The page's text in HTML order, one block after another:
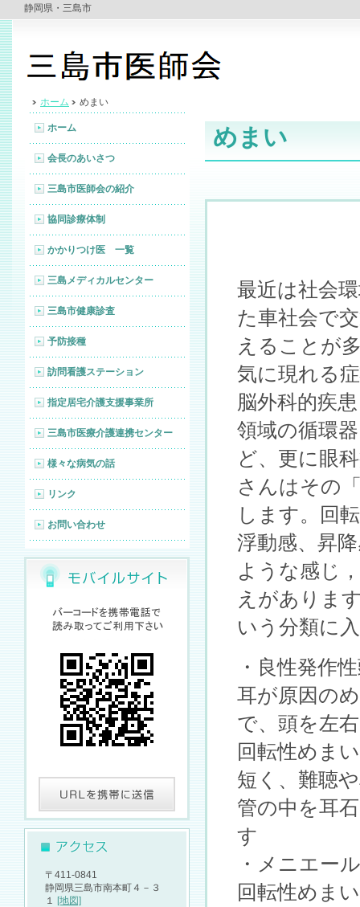
静岡県・三島市
ホーム めまい
めまい
最近は社会
た車社会で
えることが
気に現れる
脳外科的疾
領域の循環
ど、更に眼
さんはその
します。回
浮動感、昇
ような感じ
えがありま
いう分類に
・良性発作
耳が原因の
で、頭を左
回転性めま
短く、難聴
管の中を耳
す
・メニエー
回転性めま
ホーム
会長のあいさつ
三島市医師会の紹介
協同診療体制
かかりつけ医 一覧
三島メディカルセンター
三島市健康診査
予防接種
訪問看護ステーション
指定居宅介護支援事業所
三島市医療介護連携センター
様々な病気の話
リンク
お問い合わせ
〒411-0841
静岡県三島市南本町４－３
１ [地図]